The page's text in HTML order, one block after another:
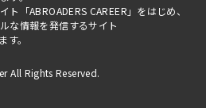
「ABROADERS CAREER」をはじめ、
な情報を発信するサイト
す。
All Rights Reserved.